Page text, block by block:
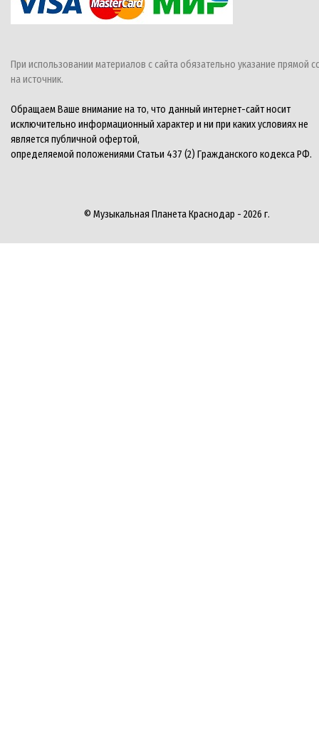
При использовании материалов с сайта обязательно указание прямой
на источник.
Обращаем Ваше внимание на то, что данный интернет-сайт носит
исключительно информационный характер и ни при каких условиях не
является публичной офертой,
определяемой положениями Статьи 437 (2) Гражданского кодекса РФ.
© Музыкальная Планета Краснодар - 2026 г.